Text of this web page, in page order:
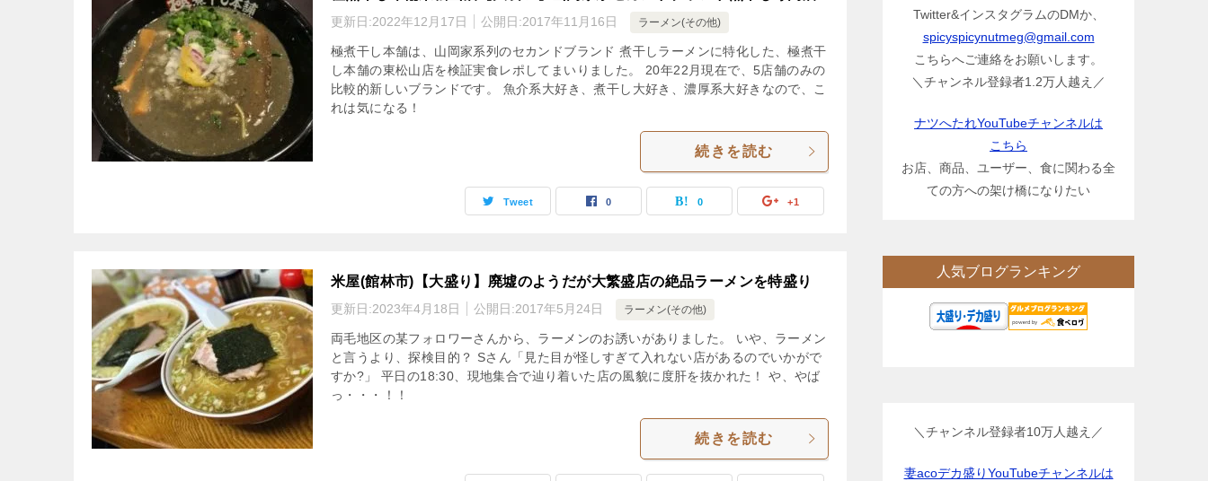
更新日:2022年12月17日 公開日:2017年11月16日 ラーメン(その他)
極煮干し本舗は、山岡家系列のセカンドブランド 煮干しラーメンに特化した、極煮干
し本舗の東松山店を検証実食レポしてまいりました。 20年22月現在で、5店舗のみの
比較的新しいブランドです。 魚介系大好き、煮干し大好き、濃厚系大好きなので、こ
れは気になる！
続きを読む
Tweet 0 0 +1
米屋(館林市)【大盛り】廃墟のようだが大繁盛店の絶品ラーメンを特盛り
更新日:2023年4月18日 公開日:2017年5月24日 ラーメン(その他)
両毛地区の某フォロワーさんから、ラーメンのお誘いがありました。 いや、ラーメン
と言うより、探検目的？ Sさん「見た目が怪しすぎて入れない店があるのでいかがで
すか?」 平日の18:30、現地集合で辿り着いた店の風貌に度肝を抜かれた！ や、やば
っ・・・！！
続きを読む
Twitter&インスタグラムのDMか、
spicyspicynutmeg@gmail.com
こちらへご連絡をお願いします。
＼チャンネル登録者1.2万人越え／
ナツへたれYouTubeチャンネルは
こちら
お店、商品、ユーザー、食に関わる全
ての方への架け橋になりたい
人気ブログランキング
＼チャンネル登録者10万人越え／
妻acoデカ盛りYouTubeチャンネルは